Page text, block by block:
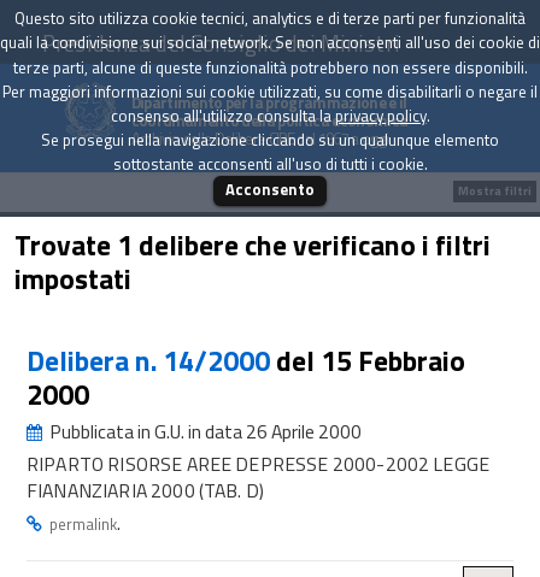
Presidenza del Consiglio dei Ministri
Dipartimento per la programmazione e il
coordinamento della politica economica
Archivio delle Delibere CIPE dal 1967 a oggi
Trovate 1 delibere che verificano i filtri
impostati
Delibera n. 14/2000del 15 Febbraio
2000
Pubblicata in G.U. in data 26 Aprile 2000
RIPARTO RISORSE AREE DEPRESSE 2000-2002 LEGGE
FIANANZIARIA 2000 (TAB. D)
permalink.
Mostra filtri
Questo sito utilizza cookie tecnici, analytics e di terze parti per funzionalità
quali la condivisione sui social network. Se non acconsenti all'uso dei cookie di
terze parti, alcune di queste funzionalità potrebbero non essere disponibili.
Per maggiori informazioni sui cookie utilizzati, su come disabilitarli o negare il
consenso all'utilizzo consulta laprivacy policy.
Se prosegui nella navigazione cliccando su un qualunque elemento
sottostante acconsenti all'uso di tutti i cookie.
Acconsento